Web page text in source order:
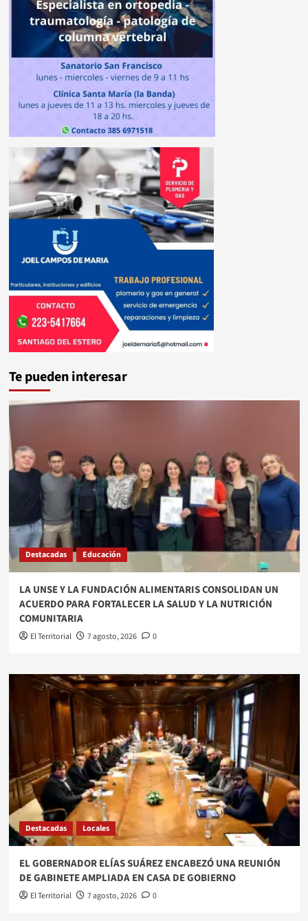
Te pueden interesar
Destacadas Educación
​LA UNSE Y LA FUNDACIÓN ALIMENTARIS CONSOLIDAN UN
ACUERDO PARA FORTALECER LA SALUD Y LA NUTRICIÓN
COMUNITARIA
El Territorial 7 agosto, 2026 0
Destacadas Locales
EL GOBERNADOR ELÍAS SUÁREZ ENCABEZÓ UNA REUNIÓN
DE GABINETE AMPLIADA EN CASA DE GOBIERNO
El Territorial 7 agosto, 2026 0